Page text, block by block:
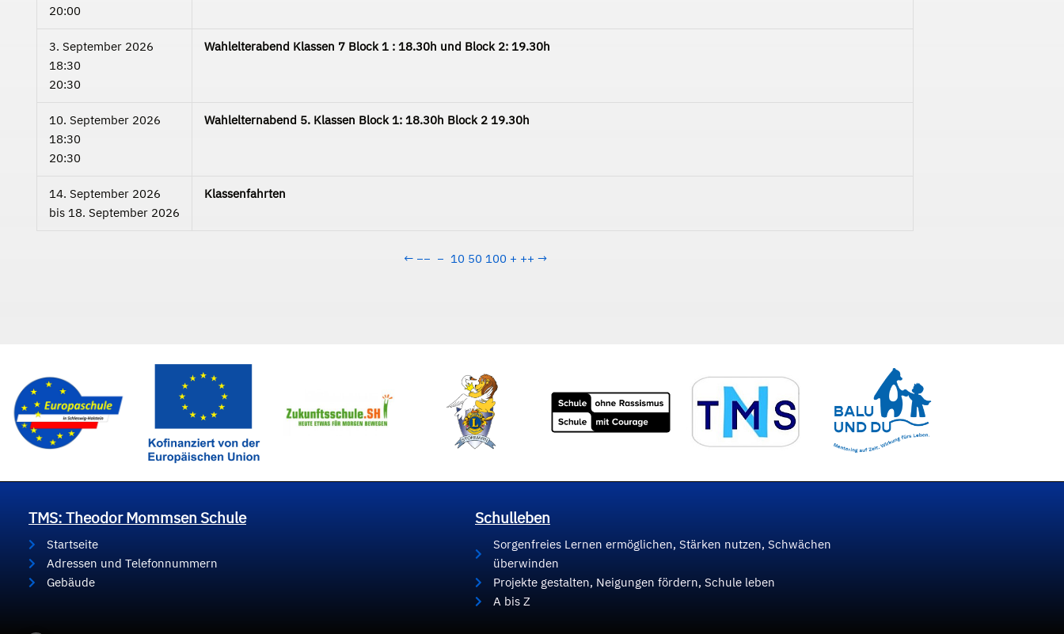
20:00
3. September 2026
18:30
20:30
Wahlelterabend Klassen 7 Block 1 : 18.30h und Block 2: 19.30h
10. September 2026
18:30
20:30
Wahlelternabend 5. Klassen Block 1: 18.30h Block 2 19.30h
14. September 2026
bis 18. September 2026
Klassenfahrten
← −− − 10 50 100 + ++ →
TMS: Theodor Mommsen Schule
Startseite
Adressen und Telefonnummern
Gebäude
Schulleben
Sorgenfreies Lernen ermöglichen, Stärken nutzen, Schwächen
überwinden
Projekte gestalten, Neigungen fördern, Schule leben
A bis Z